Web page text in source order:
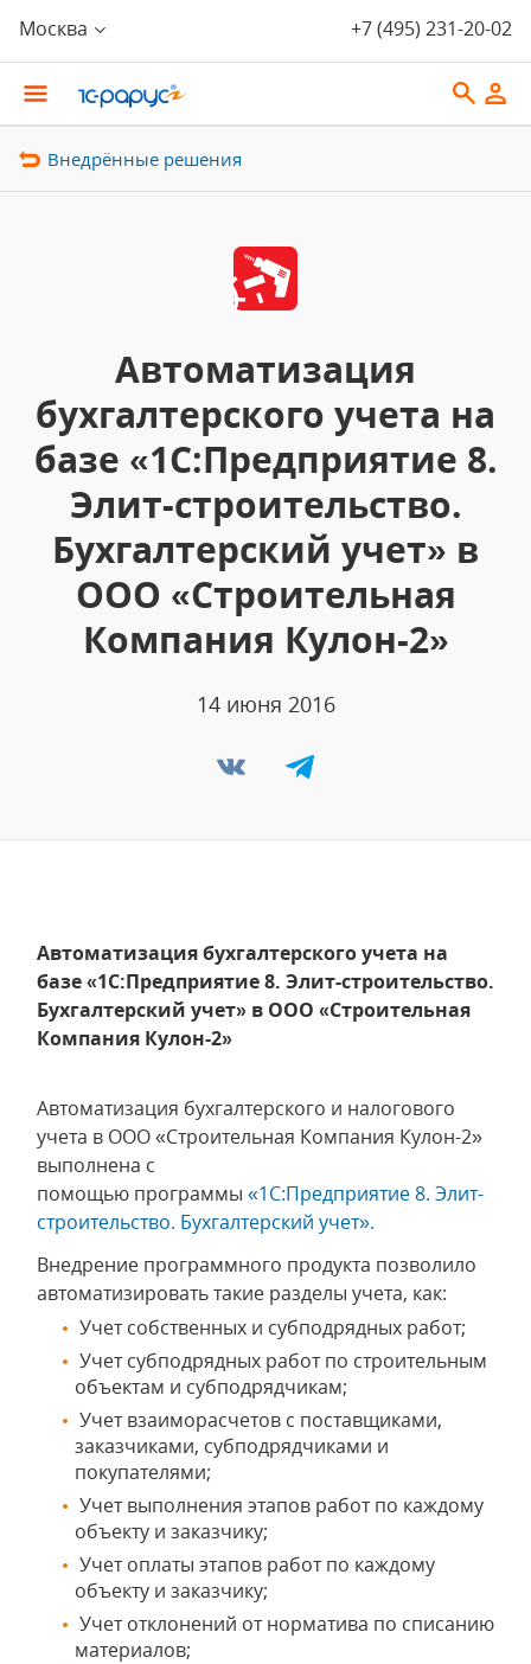
Москва +7 (495) 231-20-02
Внедрённые решения
Автоматизация
бухгалтерского учета на
базе «1С:Предприятие 8.
Элит-строительство.
Бухгалтерский учет» в
ООО «Строительная
Компания Кулон-2»
14 июня 2016
Автоматизация бухгалтерского учета на
базе «1С:Предприятие 8. Элит-строительство.
Бухгалтерский учет» в ООО «Строительная
Компания Кулон-2»
Автоматизация бухгалтерского и налогового
учета в ООО «Строительная Компания Кулон-2»
выполнена с
помощью программы «1С:Предприятие 8. Элит-
строительство. Бухгалтерский учет».
Внедрение программного продукта позволило
автоматизировать такие разделы учета, как:
Учет собственных и субподрядных работ;
Учет субподрядных работ по строительным
объектам и субподрядчикам;
Учет взаиморасчетов с поставщиками,
заказчиками, субподрядчиками и
покупателями;
Учет выполнения этапов работ по каждому
объекту и заказчику;
Учет оплаты этапов работ по каждому
объекту и заказчику;
Учет отклонений от норматива по списанию
материалов;